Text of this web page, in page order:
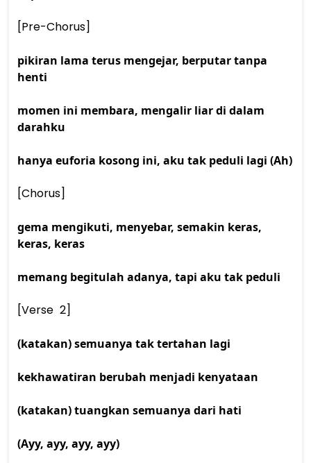
[Pre-Chorus]
pikiran lama terus mengejar, berputar tanpa
henti
momen ini membara, mengalir liar di dalam
darahku
hanya euforia kosong ini, aku tak peduli lagi (Ah)
[Chorus]
gema mengikuti, menyebar, semakin keras,
keras, keras
memang begitulah adanya, tapi aku tak peduli
[Verse 2]
(katakan) semuanya tak tertahan lagi
kekhawatiran berubah menjadi kenyataan
(katakan) tuangkan semuanya dari hati
(Ayy, ayy, ayy, ayy)